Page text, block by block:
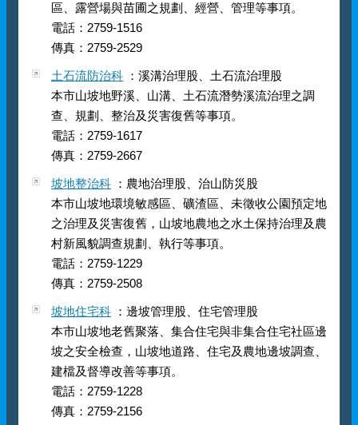
區、露營場與苗圃之規劃、經營、管理等事項。
電話：2759-1516
傳真：2759-2529
土石流防治科 ：溪溝治理股、土石流治理股
本市山坡地野溪、山溝、土石流潛勢溪流治理之調
查、規劃、整治及災害復舊等事項。
電話：2759-1617
傳真：2759-2667
坡地整治科 ：農地治理股、治山防災股
本市山坡地環境敏感區、礦渣區、未徵收公園預定地
之治理及災害復舊，山坡地農地之水土保持治理及農
村新風貌調查規劃、執行等事項。
電話：2759-1229
傳真：2759-2508
坡地住宅科 ：邊坡管理股、住宅管理股
本市山坡地老舊聚落、集合住宅與非集合住宅社區邊
坡之安全檢查，山坡地道路、住宅及農地邊坡調查、
建檔及督導改善等事項。
電話：2759-1228
傳真：2759-2156